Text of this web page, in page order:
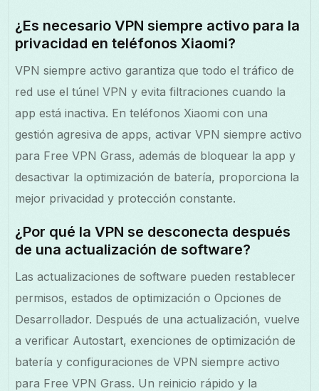
¿Es necesario VPN siempre activo para la
privacidad en teléfonos Xiaomi?
VPN siempre activo garantiza que todo el tráfico de
red use el túnel VPN y evita filtraciones cuando la
app está inactiva. En teléfonos Xiaomi con una
gestión agresiva de apps, activar VPN siempre activo
para Free VPN Grass, además de bloquear la app y
desactivar la optimización de batería, proporciona la
mejor privacidad y protección constante.
¿Por qué la VPN se desconecta después
de una actualización de software?
Las actualizaciones de software pueden restablecer
permisos, estados de optimización o Opciones de
Desarrollador. Después de una actualización, vuelve
a verificar Autostart, exenciones de optimización de
batería y configuraciones de VPN siempre activo
para Free VPN Grass. Un reinicio rápido y la